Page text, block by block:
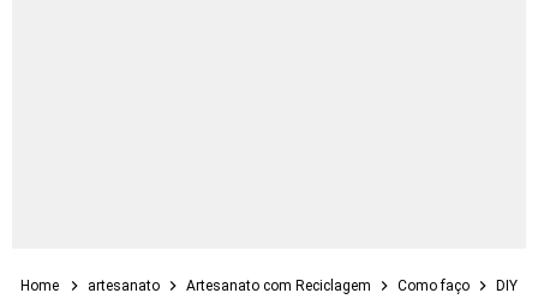
Home artesanato Artesanato com Reciclagem Como faço
DIY